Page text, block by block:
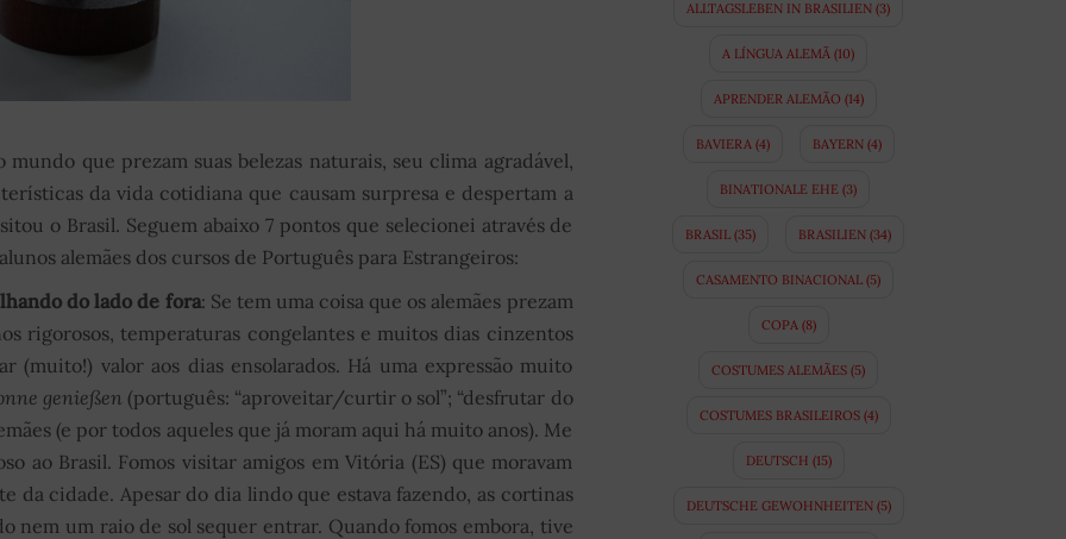
que prezam suas belezas naturais, seu clima agradável,
da vida cotidiana que causam surpresa e despertam a
o Brasil. Seguem abaixo 7 pontos que selecionei através de
alemães dos cursos de Português para Estrangeiros:
do lado de fora: Se tem uma coisa que os alemães prezam
rigorosos, temperaturas congelantes e muitos dias cinzentos
(muito!) valor aos dias ensolarados. Há uma expressão muito
genießen (português: “aproveitar/curtir o sol”; “desfrutar do
(e por todos aqueles que já moram aqui há muito anos). Me
ao Brasil. Fomos visitar amigos em Vitória (ES) que moravam
da cidade. Apesar do dia lindo que estava fazendo, as cortinas
nem um raio de sol sequer entrar. Quando fomos embora, tive
ALLTAGSLEBEN IN BRASILIEN (3)
A LÍNGUA ALEMÃ (10)
APRENDER ALEMÃO (14)
BAVIERA(4) BAYERN(4)
BINATIONALE EHE (3)
BRASIL (35) BRASILIEN (34)
CASAMENTO BINACIONAL (5)
COPA(8)
COSTUMES ALEMÃES (5)
COSTUMES BRASILEIROS(4)
DEUTSCH (15)
DEUTSCHE GEWOHNHEITEN(5)